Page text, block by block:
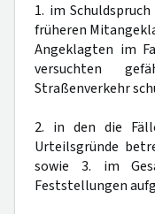
1. im
früheren
Angeklagten im
versuchten
Straßenverkehr
2. in den die
Urteilsgründe
sowie 3. im
Feststellungen